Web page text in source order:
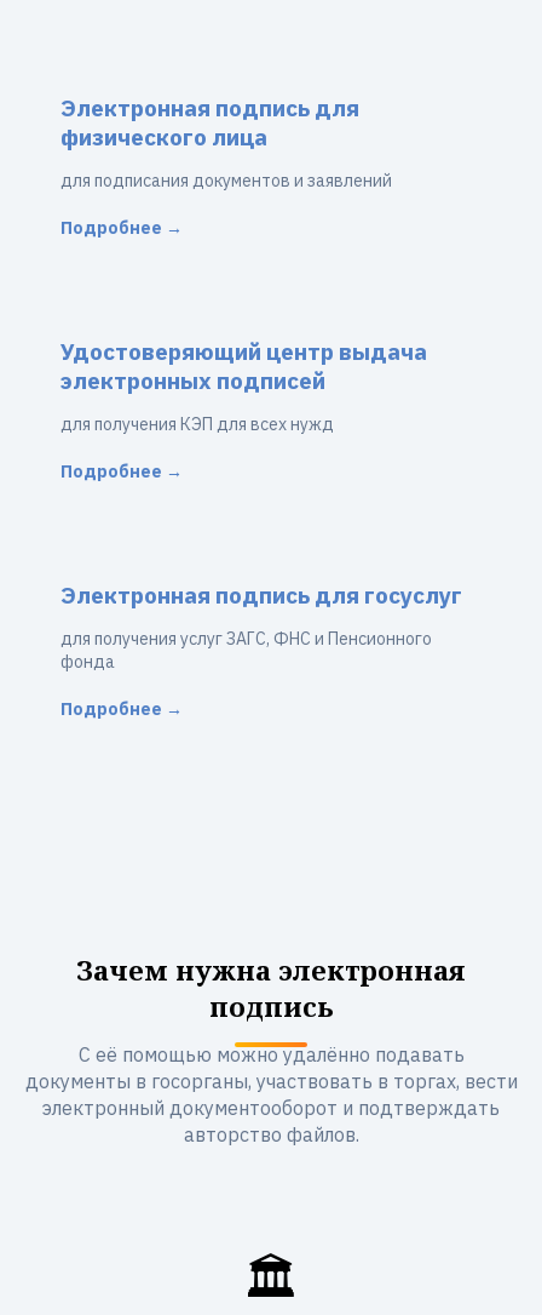
Электронная подпись для
физического лица
для подписания документов и заявлений
Подробнее →
Удостоверяющий центр выдача
электронных подписей
для получения КЭП для всех нужд
Подробнее →
Электронная подпись для госуслуг
для получения услуг ЗАГС, ФНС и Пенсионного
фонда
Подробнее →
Зачем нужна электронная
подпись
С её помощью можно удалённо подавать
документы в госорганы, участвовать в торгах, вести
электронный документооборот и подтверждать
авторство файлов.
🏛️